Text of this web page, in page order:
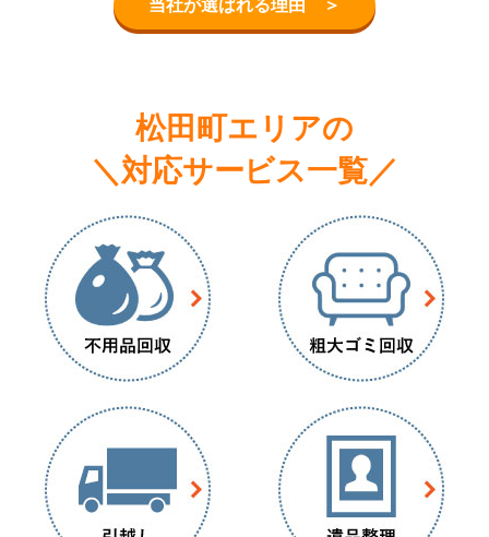
当社が選ばれる理由 ＞
松田町エリアの
＼対応サービス一覧／